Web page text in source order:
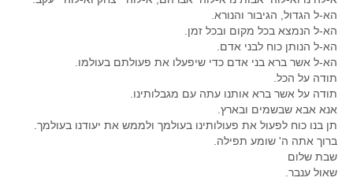
הא-ל הגדול, הגיבור והנורא.
הא-ל הנמצא בכל מקום ובכל זמן.
הא-ל הנותן כוח לבני אדם.
הא-ל אשר ברא בני אדם כדי שיפעלו את פעולתם בעולמו.
תודה על הכל.
תודה על אשר ברא אותנו עתה עם מגבלותינו.
אנא אבא שבשמים ובארץ.
תן בנו כוח לפעול את פעולותינו בעולמך ולממש את יעודנו בעולמך.
ברוך אתה ה' שומע תפילה.
שבת שלום
שאול ענבר.